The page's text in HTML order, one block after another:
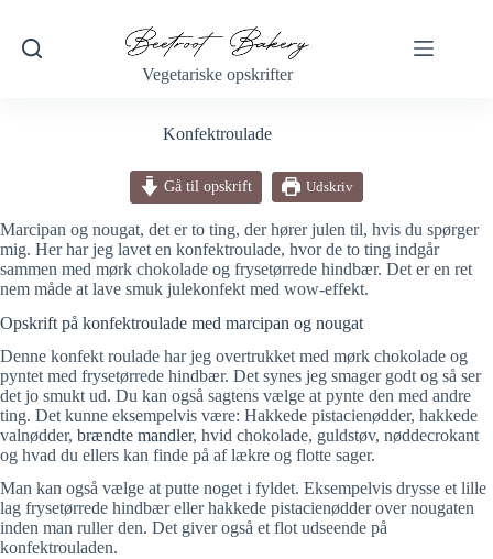
indhold
Vegetariske opskrifter
Konfektroulade
Gå til opskrift Udskriv
Marcipan og nougat, det er to ting, der hører julen til, hvis du spørger
mig. Her har jeg lavet en konfektroulade, hvor de to ting indgår
sammen med mørk chokolade og frysetørrede hindbær. Det er en ret
nem måde at lave smuk julekonfekt med wow-effekt.
Opskrift på konfektroulade med marcipan og nougat
Denne konfekt roulade har jeg overtrukket med mørk chokolade og
pyntet med frysetørrede hindbær. Det synes jeg smager godt og så ser
det jo smukt ud. Du kan også sagtens vælge at pynte den med andre
ting. Det kunne eksempelvis være: Hakkede pistacienødder, hakkede
valnødder, brændte mandler, hvid chokolade, guldstøv, nøddecrokant
og hvad du ellers kan finde på af lækre og flotte sager.
Man kan også vælge at putte noget i fyldet. Eksempelvis drysse et lille
lag frysetørrede hindbær eller hakkede pistacienødder over nougaten
inden man ruller den. Det giver også et flot udseende på
konfektrouladen.